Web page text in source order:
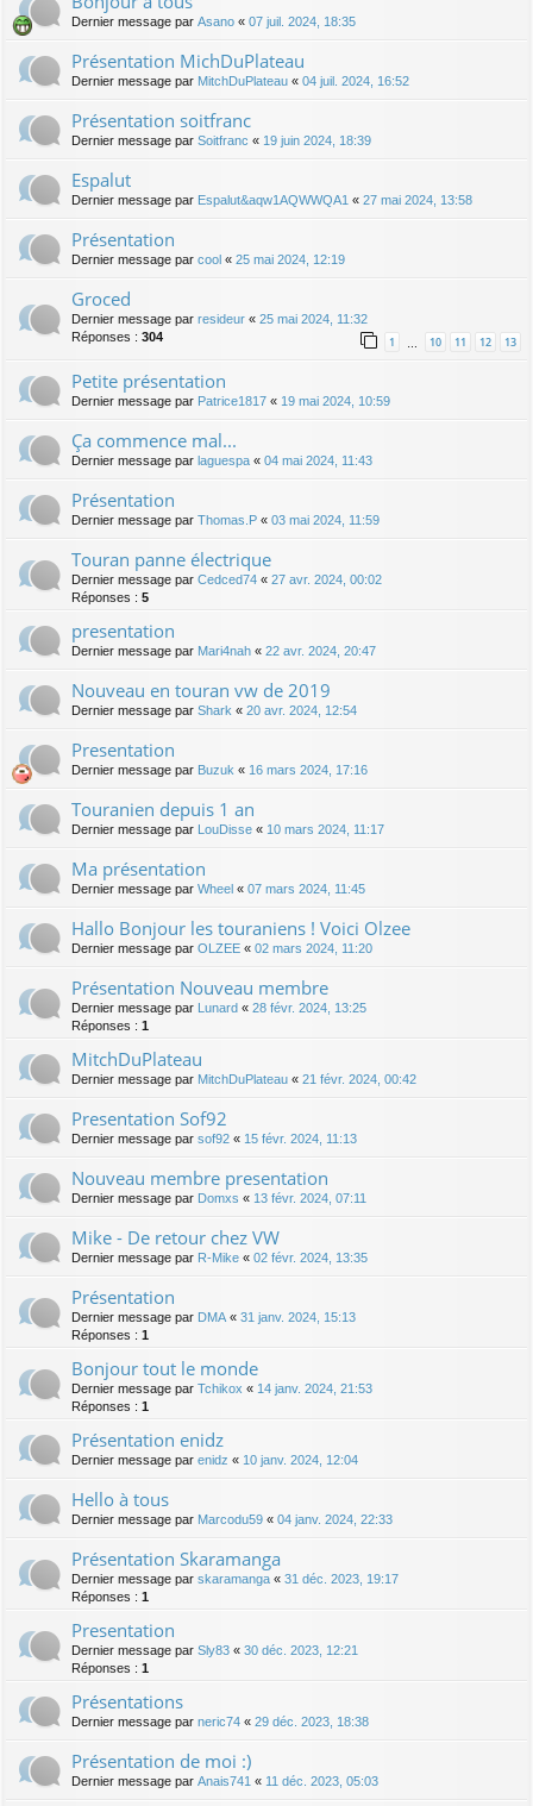
Dernier message par Asano « 07 juil. 2024, 18:35
Présentation MichDuPlateau
Dernier message par MitchDuPlateau « 04 juil. 2024, 16:52
Présentation soitfranc
Dernier message par Soitfranc « 19 juin 2024, 18:39
Espalut
Dernier message par Espalut&aqw1AQWWQA1 « 27 mai 2024, 13:58
Présentation
Dernier message par cool « 25 mai 2024, 12:19
Groced
Dernier message par resideur « 25 mai 2024, 11:32
Réponses : 304 1 10 11 12 13
Petite présentation
Dernier message par Patrice1817 « 19 mai 2024, 10:59
Ça commence mal...
Dernier message par laguespa « 04 mai 2024, 11:43
Présentation
Dernier message par Thomas.P « 03 mai 2024, 11:59
Touran panne électrique
Dernier message par Cedced74 « 27 avr. 2024, 00:02
Réponses : 5
presentation
Dernier message par Mari4nah « 22 avr. 2024, 20:47
Nouveau en touran vw de 2019
Dernier message par Shark « 20 avr. 2024, 12:54
Presentation
Dernier message par Buzuk « 16 mars 2024, 17:16
Touranien depuis 1 an
Dernier message par LouDisse « 10 mars 2024, 11:17
Ma présentation
Dernier message par Wheel « 07 mars 2024, 11:45
Hallo Bonjour les touraniens ! Voici Olzee
Dernier message par OLZEE « 02 mars 2024, 11:20
Présentation Nouveau membre
Dernier message par Lunard « 28 févr. 2024, 13:25
Réponses : 1
MitchDuPlateau
Dernier message par MitchDuPlateau « 21 févr. 2024, 00:42
Presentation Sof92
Dernier message par sof92 « 15 févr. 2024, 11:13
Nouveau membre presentation
Dernier message par Domxs « 13 févr. 2024, 07:11
Mike - De retour chez VW
Dernier message par R-Mike « 02 févr. 2024, 13:35
Présentation
Dernier message par DMA « 31 janv. 2024, 15:13
Réponses : 1
Bonjour tout le monde
Dernier message par Tchikox « 14 janv. 2024, 21:53
Réponses : 1
Présentation enidz
Dernier message par enidz « 10 janv. 2024, 12:04
Hello à tous
Dernier message par Marcodu59 « 04 janv. 2024, 22:33
Présentation Skaramanga
Dernier message par skaramanga « 31 déc. 2023, 19:17
Réponses : 1
Presentation
Dernier message par Sly83 « 30 déc. 2023, 12:21
Réponses : 1
Présentations
Dernier message par neric74 « 29 déc. 2023, 18:38
Présentation de moi :)
Dernier message par Anais741 « 11 déc. 2023, 05:03